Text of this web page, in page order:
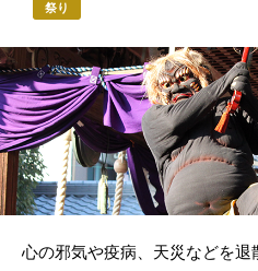
祭り
心の邪気や疫病、天災などを